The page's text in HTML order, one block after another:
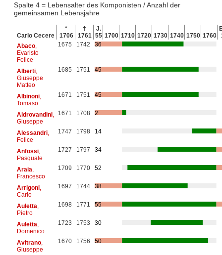
Spalte 4 = Lebensalter des Komponisten / Anzahl der
gemeinsamen Lebensjahre
Carlo Cecere
*
1706
†
1761
J.
55 1700 1710 1720 1730 1740 1750 1760
Abaco,
Evaristo
Felice
1675 1742 36
Alberti,
Giuseppe
Matteo
1685 1751 45
Albinoni,
Tomaso
1671 1751 45
Aldrovandini,
Giuseppe
1671 1708 2
Alessandri,
Felice
1747 1798 14
Anfossi,
Pasquale
1727 1797 34
Araia
Francesco
1709 1770 52
Arrigoni,
Carlo
1697 1744 38
Auletta
Pietro
1698 1771 55
Auletta
Domenico
1723 1753 30
Avitrano,
Giuseppe
1670 1756 50